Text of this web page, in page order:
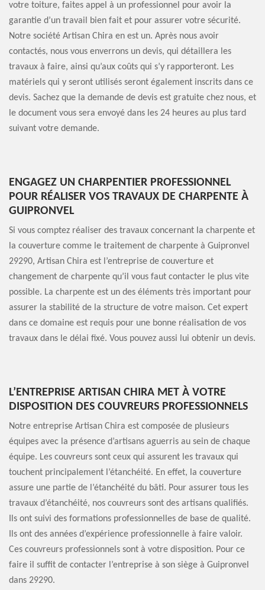
votre toiture, faites appel à un professionnel pour avoir la
garantie d’un travail bien fait et pour assurer votre sécurité.
Notre société Artisan Chira en est un. Après nous avoir
contactés, nous vous enverrons un devis, qui détaillera les
travaux à faire, ainsi qu’aux coûts qui s’y rapporteront. Les
matériels qui y seront utilisés seront également inscrits dans ce
devis. Sachez que la demande de devis est gratuite chez nous, et
le document vous sera envoyé dans les 24 heures au plus tard
suivant votre demande.
ENGAGEZ UN CHARPENTIER PROFESSIONNEL
POUR RÉALISER VOS TRAVAUX DE CHARPENTE À
GUIPRONVEL
Si vous comptez réaliser des travaux concernant la charpente et
la couverture comme le traitement de charpente à Guipronvel
29290, Artisan Chira est l’entreprise de couverture et
changement de charpente qu’il vous faut contacter le plus vite
possible. La charpente est un des éléments très important pour
assurer la stabilité de la structure de votre maison. Cet expert
dans ce domaine est requis pour une bonne réalisation de vos
travaux dans le délai fixé. Vous pouvez aussi lui obtenir un devis.
L’ENTREPRISE ARTISAN CHIRA MET À VOTRE
DISPOSITION DES COUVREURS PROFESSIONNELS
Notre entreprise Artisan Chira est composée de plusieurs
équipes avec la présence d’artisans aguerris au sein de chaque
équipe. Les couvreurs sont ceux qui assurent les travaux qui
touchent principalement l’étanchéité. En effet, la couverture
assure une partie de l’étanchéité du bâti. Pour assurer tous les
travaux d’étanchéité, nos couvreurs sont des artisans qualifiés.
Ils ont suivi des formations professionnelles de base de qualité.
Ils ont des années d’expérience professionnelle à faire valoir.
Ces couvreurs professionnels sont à votre disposition. Pour ce
faire il suffit de contacter l’entreprise à son siège à Guipronvel
dans 29290.